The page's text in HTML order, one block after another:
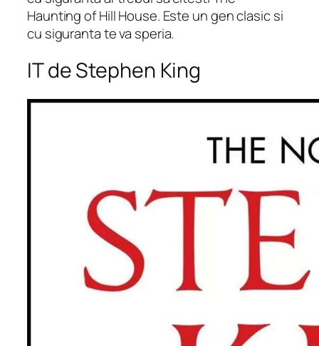
Haunting of Hill House. Este un gen clasic si
cu siguranta te va speria.
IT de Stephen King